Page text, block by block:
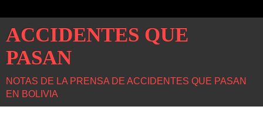
ACCIDENTES QUE
PASAN
NOTAS DE LA PRENSA DE ACCIDENTES QUE PASAN
EN BOLIVIA